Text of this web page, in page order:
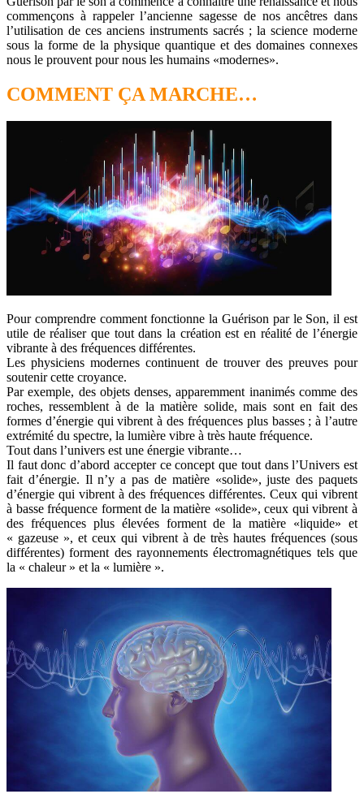
commençons à rappeler l’ancienne sagesse de nos ancêtres dans
l’utilisation de ces anciens instruments sacrés ; la science moderne
sous la forme de la physique quantique et des domaines connexes
nous le prouvent pour nous les humains «modernes».
COMMENT ÇA MARCHE…
Pour comprendre comment fonctionne la Guérison par le Son, il est
utile de réaliser que tout dans la création est en réalité de l’énergie
vibrante à des fréquences différentes.
Les physiciens modernes continuent de trouver des preuves pour
soutenir cette croyance.
Par exemple, des objets denses, apparemment inanimés comme des
roches, ressemblent à de la matière solide, mais sont en fait des
formes d’énergie qui vibrent à des fréquences plus basses ; à l’autre
extrémité du spectre, la lumière vibre à très haute fréquence.
Tout dans l’univers est une énergie vibrante…
Il faut donc d’abord accepter ce concept que tout dans l’Univers est
fait d’énergie. Il n’y a pas de matière «solide», juste des paquets
d’énergie qui vibrent à des fréquences différentes. Ceux qui vibrent
à basse fréquence forment de la matière «solide», ceux qui vibrent à
des fréquences plus élevées forment de la matière «liquide» et
« gazeuse », et ceux qui vibrent à de très hautes fréquences (sous
différentes) forment des rayonnements électromagnétiques tels que
la « chaleur » et la « lumière ».